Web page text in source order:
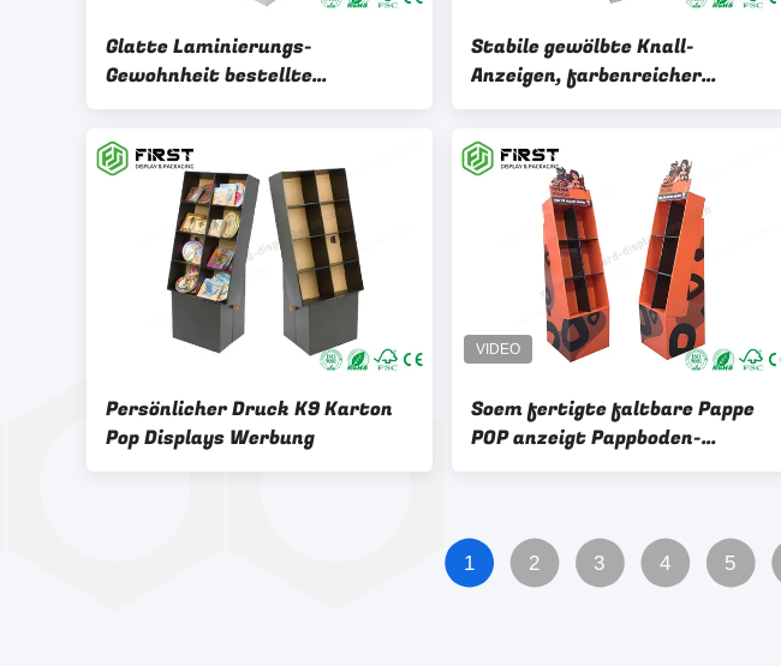
Glatte Laminierungs-
Gewohnheit bestellte
gewölbten POP anzeigt
Papierpapphaken-Anzeigen
voraus
Stabile gewölbte Knall-
Anzeigen, farbenreicher
Druckpapier-Boden-
Ausstellungsstand für
Werbung
Persönlicher Druck K9 Karton
Pop Displays Werbung
Soem fertigte faltbare Pappe
POP anzeigt Pappboden-
Ausstellungsstand besonders
1 2 3 4 5